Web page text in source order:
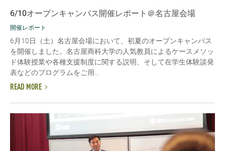
6/10オープンキャンパス開催レポート＠名古屋会場
開催レポート
6月10日（土）名古屋会場において、初夏のオープンキャンパス
を開催しました。名古屋商科大学の人気教員によるケースメソッ
ド体験授業や各種支援制度に関する説明、そして在学生体験談発
表などのプログラムをご用...
READ MORE